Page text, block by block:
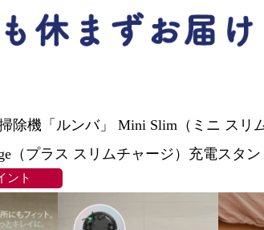
除機「ルンバ」 Mini Slim（ミニ スリ
（プラス スリムチャージ）充電スタン
ント